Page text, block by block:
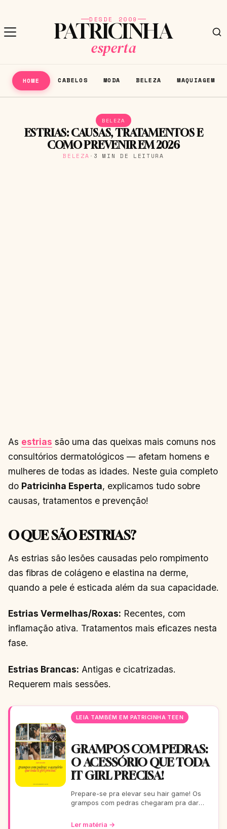
DESDE 2009
PATRICINHA
esperta
HOME CABELOS MODA BELEZA MAQUIAGEM
BELEZA
ESTRIAS: CAUSAS, TRATAMENTOS E
COMO PREVENIR EM 2026
BELEZA · 3 MIN DE LEITURA
As estrias são uma das queixas mais comuns nos
consultórios dermatológicos — afetam homens e
mulheres de todas as idades. Neste guia completo
do Patricinha Esperta, explicamos tudo sobre
causas, tratamentos e prevenção!
O QUE SÃO ESTRIAS?
As estrias são lesões causadas pelo rompimento
das fibras de colágeno e elastina na derme,
quando a pele é esticada além da sua capacidade.
Estrias Vermelhas/Roxas: Recentes, com
inflamação ativa. Tratamentos mais eficazes nesta
fase.
Estrias Brancas: Antigas e cicatrizadas.
Requerem mais sessões.
LEIA TAMBÉM EM PATRICINHA TEEN
GRAMPOS COM PEDRAS:
O ACESSÓRIO QUE TODA
IT GIRL PRECISA!
Prepare-se pra elevar seu hair game! Os
grampos com pedras chegaram pra dar
casual a uma festa b
Ler matéria →